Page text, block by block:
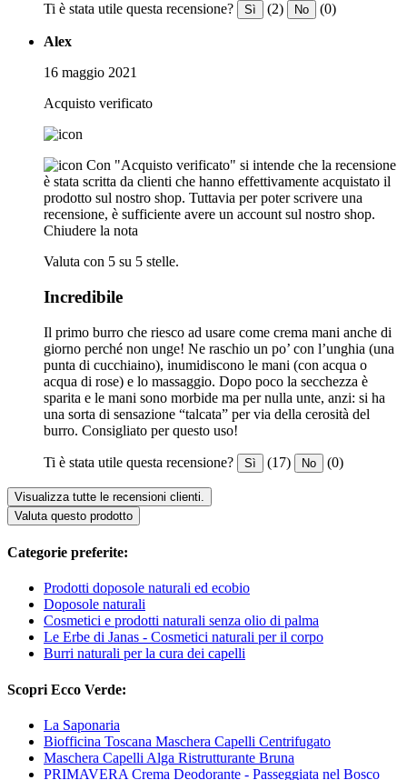
Ti è stata utile questa recensione? Sì (2) No (0)
Alex
16 maggio 2021
Acquisto verificato
Con "Acquisto verificato" si intende che la recensione
è stata scritta da clienti che hanno effettivamente acquistato il
prodotto sul nostro shop. Tuttavia per poter scrivere una
recensione, è sufficiente avere un account sul nostro shop.
Chiudere la nota
Valuta con 5 su 5 stelle.
Incredibile
Il primo burro che riesco ad usare come crema mani anche di
giorno perché non unge! Ne raschio un po’ con l’unghia (una
punta di cucchiaino), inumidiscono le mani (con acqua o
acqua di rose) e lo massaggio. Dopo poco la secchezza è
sparita e le mani sono morbide ma per nulla unte, anzi: si ha
una sorta di sensazione “talcata” per via della cerosità del
burro. Consigliato per questo uso!
Ti è stata utile questa recensione? Sì (17) No (0)
Visualizza tutte le recensioni clienti.
Valuta questo prodotto
Categorie preferite:
Prodotti doposole naturali ed ecobio
Doposole naturali
Cosmetici e prodotti naturali senza olio di palma
Le Erbe di Janas - Cosmetici naturali per il corpo
Burri naturali per la cura dei capelli
Scopri Ecco Verde:
La Saponaria
Biofficina Toscana Maschera Capelli Centrifugato
Maschera Capelli Alga Ristrutturante Bruna
PRIMAVERA Crema Deodorante - Passeggiata nel Bosco